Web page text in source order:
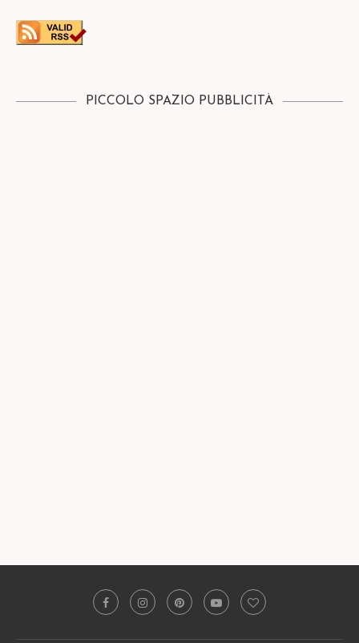
PICCOLO SPAZIO PUBBLICITÀ